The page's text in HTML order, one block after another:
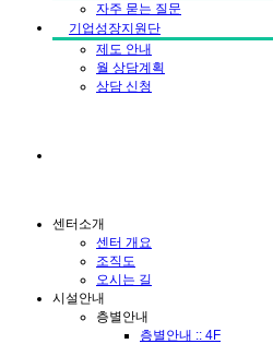
자주 묻는 질문
기업성장지원단
제도 안내
월 상담계획
상담 신청
센터소개
센터 개요
조직도
오시는 길
시설안내
층별안내
층별안내 :: 4F